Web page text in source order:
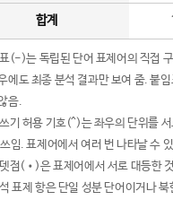
합계
(-)는 독립된 단어 표제어의 직접
에도 최종 분석 결과만 보여 줌. 붙
음.
기 허용 기호(^)는 좌우의 단위를
임. 표제어에서 여러 번 나타날 수
점(•)은 표제어에서 서로 대등한
표제 항은 단일 성분 단어이거나 북